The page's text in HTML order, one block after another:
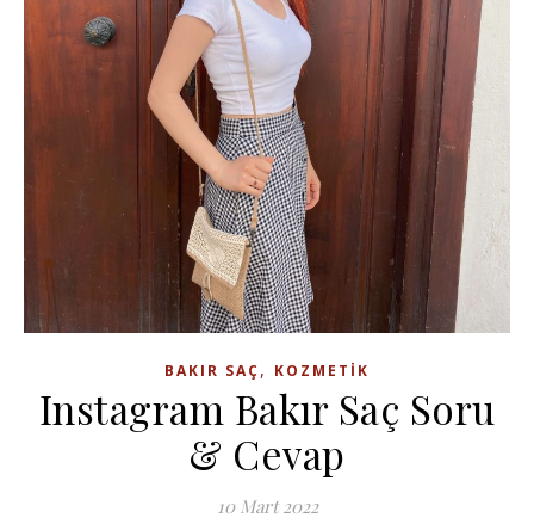
BAKIR SAÇ, KOZMETIK
Instagram Bakır Saç Soru
& Cevap
10 Mart 2022